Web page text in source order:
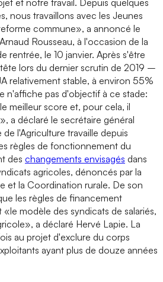
nous travaillons avec les Jeunes
commune», a annoncé le
Rousseau, à l'occasion de la
rentrée, le 10 janvier. Après s'être
lors du dernier scrutin de 2019 –
relativement stable, à environ 55%
n'affiche pas d'objectif à ce stade:
meilleur score et, pour cela, il
a déclaré le secrétaire général
l'Agriculture travaille depuis
règles de fonctionnement du
des changements envisagés dans
agricoles, dénoncés par la
et la Coordination rurale. De son
les règles de financement
modèle des syndicats de salariés,
a déclaré Hervé Lapie. La
au projet d'exclure du corps
ayant plus de douze années